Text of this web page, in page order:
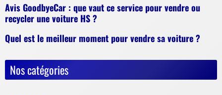
Avis GoodbyeCar : que vaut ce service pour vendre ou
recycler une voiture HS ?
Quel est le meilleur moment pour vendre sa voiture ?
Nos catégories